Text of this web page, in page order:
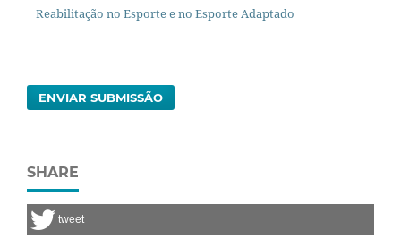
Reabilitação no Esporte e no Esporte Adaptado
ENVIAR SUBMISSÃO
SHARE
tweet